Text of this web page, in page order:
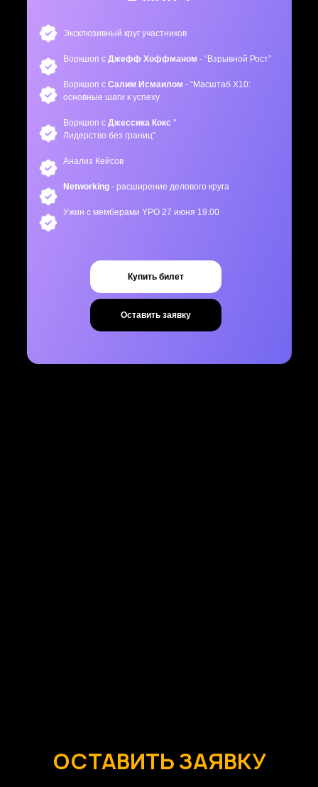
Эксклюзивный круг участников
Воркшоп с Джефф Хоффманом - “Взрывной Рост”
Воркшоп с Салим Исмаилом - “Масштаб X10:
основные шаги к успеху
Воркшоп с Джессика Кокс "
Лидерство без границ"
Анализ Кейсов
Networking - расширение делового круга
Ужин с мемберами YPO 27 июня 19.00
Купить билет
Оставить заявку
ОСТАВИТЬ ЗАЯВКУ